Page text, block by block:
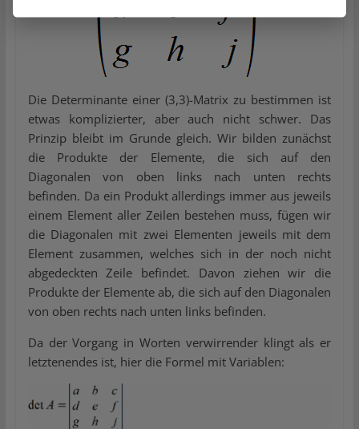
Die Determinante einer (3,3)-Matrix zu bestimmen ist
etwas komplizierter, aber auch nicht schwer. Das
Prinzip bleibt im Grunde gleich. Wir bilden zunächst
die Produkte der Elemente, die sich auf den
Diagonalen von oben links nach unten rechts
befinden. Da ein Produkt allerdings immer aus jeweils
einem Element aller Zeilen bestehen muss, fügen wir
die Diagonalen mit zwei Elementen jeweils mit dem
Element zusammen, welches sich in der noch nicht
abgedeckten Zeile befindet. Davon ziehen wir die
Produkte der Elemente ab, die sich auf den Diagonalen
von oben rechts nach unten links befinden.
Da der Vorgang in Worten verwirrender klingt als er
letztenendes ist, hier die Formel mit Variablen: